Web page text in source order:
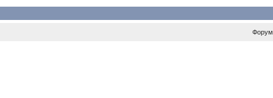
Форум